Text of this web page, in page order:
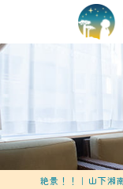
絶景！！｜山下湘